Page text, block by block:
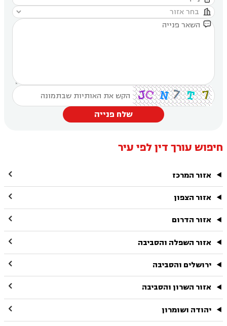


שלח פנייה
חיפוש עורך דין לפי עיר
אזור המרכז 
אזור הצפון 
אזור הדרום 
אזור השפלה והסביבה 
ירושלים והסביבה 
אזור השרון והסביבה 
יהודה ושומרון 